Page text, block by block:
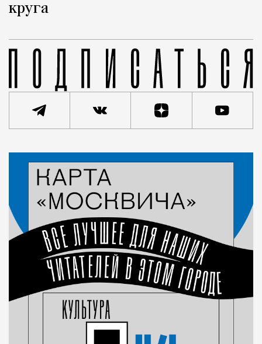
круга